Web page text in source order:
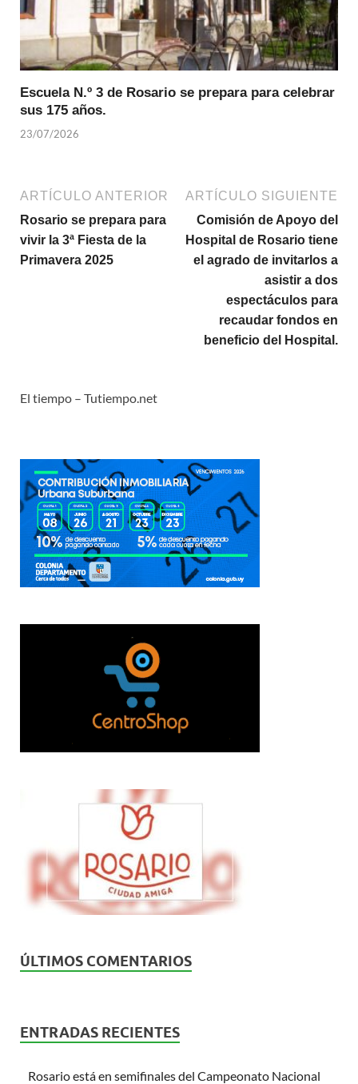
Escuela N.º 3 de Rosario se prepara para celebrar
sus 175 años.
23/07/2026
ARTÍCULO ANTERIOR
Rosario se prepara para
vivir la 3ª Fiesta de la
Primavera 2025
ARTÍCULO SIGUIENTE
Comisión de Apoyo del
Hospital de Rosario tiene
el agrado de invitarlos a
asistir a dos
espectáculos para
recaudar fondos en
beneficio del Hospital.
El tiempo – Tutiempo.net
ÚLTIMOS COMENTARIOS
ENTRADAS RECIENTES
Rosario está en semifinales del Campeonato Nacional